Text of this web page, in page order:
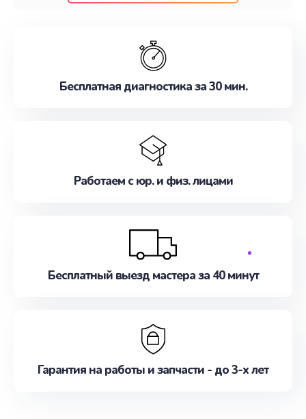
Обратитесь к нам прямо сейчас!
Бесплатная диагностика за 30 мин.
Работаем с юр. и физ. лицами
Бесплатный выезд мастера за 40 минут
Гарантия на работы и запчасти - до 3-х лет